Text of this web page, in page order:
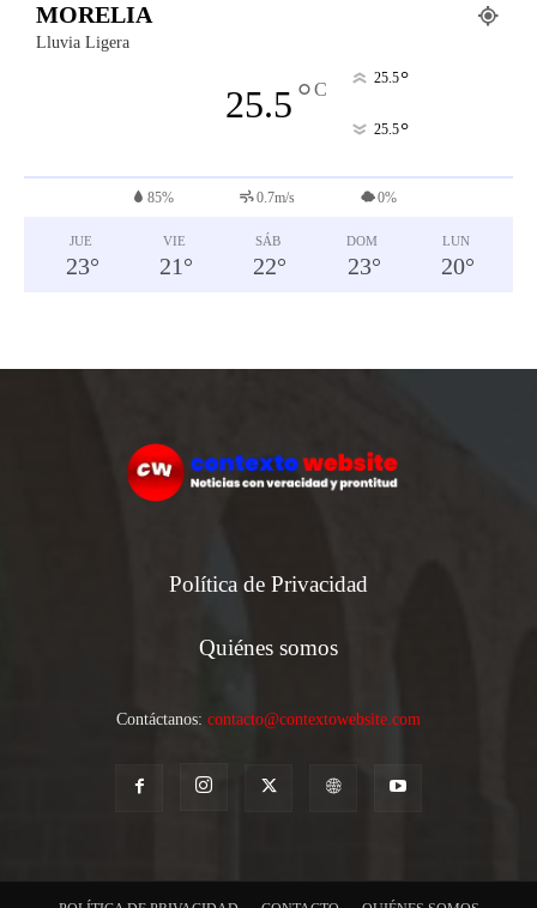
MORELIA
Lluvia Ligera
25.5°C
25.5°
25.5°
85% 0.7m/s 0%
JUE
23°
VIE
21°
SÁB
22°
DOM
23°
LUN
20°
Política de Privacidad
Quiénes somos
Contáctanos: contacto@contextowebsite.com